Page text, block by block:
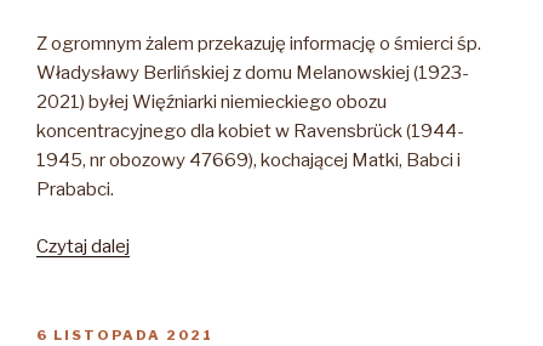
Z ogromnym żalem przekazuję informację o śmierci śp.
Władysławy Berlińskiej z domu Melanowskiej (1923-
2021) byłej Więźniarki niemieckiego obozu
koncentracyjnego dla kobiet w Ravensbrück (1944-
1945, nr obozowy 47669), kochającej Matki, Babci i
Prababci.
Czytaj dalej
2021”
OPUBLIKOWANE
6 LISTOPADA 2021